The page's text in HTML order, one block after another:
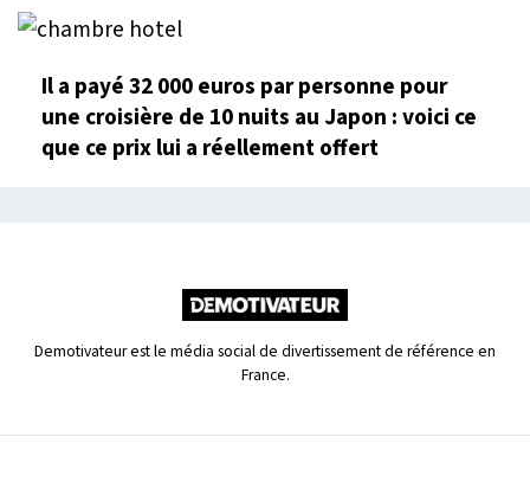
Il a payé 32 000 euros par personne pour
une croisière de 10 nuits au Japon : voici ce
que ce prix lui a réellement offert
Demotivateur est le média social de divertissement de référence en
France.